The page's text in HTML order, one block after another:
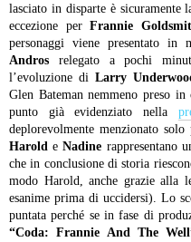
lasciato in disparte è sicuramente
eccezione perFrannie
personaggi viene presentato in
Andros relegato a pochi
l’evoluzione di Larry
Glen Bateman nemmeno preso in
punto già evidenziato nella
deplorevolmente menzionato
Harold eNadine rappresentano
che in conclusione di storia
modo Harold, anche grazie alla
esanime prima di uccidersi). Lo
puntata perché se in fase di
“Coda: Frannie And The